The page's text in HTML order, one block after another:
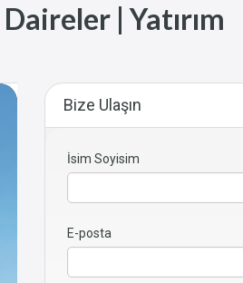
| Yatırım
Bize Ulaşın
İsim Soyisim
E-posta